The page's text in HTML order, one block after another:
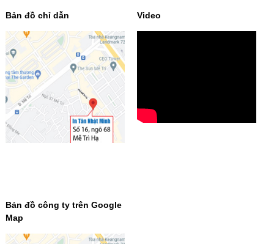
Bản đồ chỉ dẫn Video
Bản đồ công ty trên Google
Map